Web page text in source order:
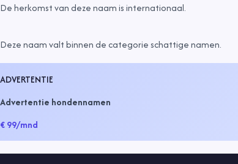
De herkomst van deze naam isinternationaal.
Deze naam valt binnen de categorieschattige namen.
ADVERTENTIE
Advertentie hondennamen
€ 99/mnd